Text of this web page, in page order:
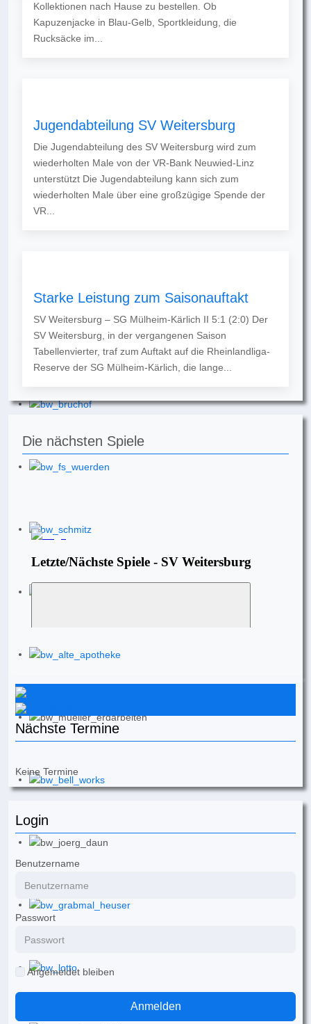
Kollektionen nach Hause zu bestellen. Ob
Kapuzenjacke in Blau-Gelb, Sportkleidung, die
Rucksäcke im...
Jugendabteilung SV Weitersburg
Die Jugendabteilung des SV Weitersburg wird zum
wiederholten Male von der VR-Bank Neuwied-Linz
unterstützt Die Jugendabteilung kann sich zum
wiederholten Male über eine großzügige Spende der
VR...
Starke Leistung zum Saisonauftakt
SV Weitersburg – SG Mülheim-Kärlich II 5:1 (2:0) Der
SV Weitersburg, in der vergangenen Saison
Tabellenvierter, traf zum Auftakt auf die Rheinlandliga-
Reserve der SG Mülheim-Kärlich, die lange...
Die nächsten Spiele
Nächste Termine
Keine Termine
Login
Benutzername
Passwort
Angemeldet bleiben
Anmelden